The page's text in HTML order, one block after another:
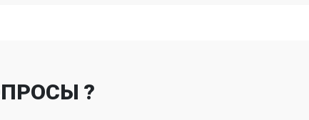
?